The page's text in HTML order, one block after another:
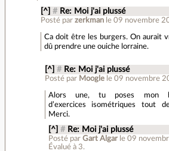
[^] # Re: Moi j'ai plussé
Posté parzerkman le 09 novembre
Ca doit être les burgers. On aurait
dû prendre une ouiche lorraine.
[^] # Re: Moi j'ai plussé
Posté par Moogle le 09 novembre
Alors une, tu poses mon
d’exercices isométriques tout
Merci.
[^] # Re: Moi j'ai plussé
Posté par Gart Algar le 09
Évalué à 3.